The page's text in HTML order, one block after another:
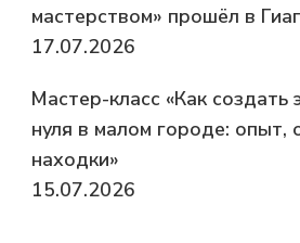
мастерством» прошёл в
17.07.2026
Мастер-класс «Как создать
нуля в малом городе: опыт,
находки»
15.07.2026